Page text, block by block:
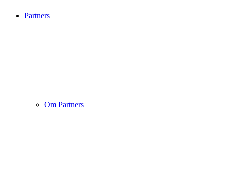
Partners
Om Partners